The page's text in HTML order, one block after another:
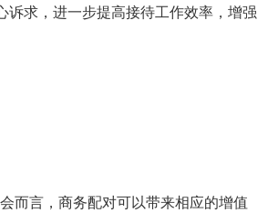
诉求，进一步提高接待工作效率，增强
而言，商务配对可以带来相应的增值